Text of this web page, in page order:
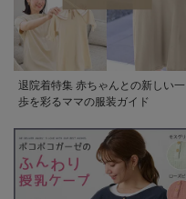
退院着特集 赤ちゃんとの新しい一
歩を彩るママの服装ガイド